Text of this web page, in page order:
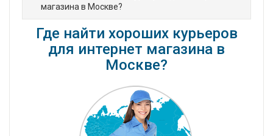
магазина в Москве?
Где найти хороших курьеров
для интернет магазина в
Москве?